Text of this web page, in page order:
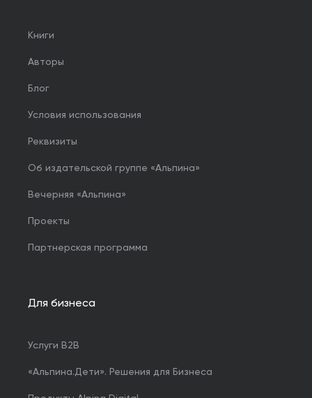
Книги
Авторы
Блог
Условия использования
Реквизиты
Об издательской группе «Альпина»
Вечерняя «Альпина»
Проекты
Партнерская программа
Для бизнеса
Услуги B2B
«Альпина.Дети». Решения для Бизнеса